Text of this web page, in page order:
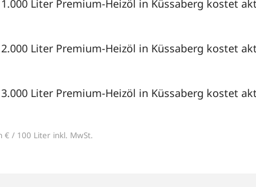
Liter Premium-Heizöl in Küssaberg kostet
Liter Premium-Heizöl in Küssaberg kostet
Liter Premium-Heizöl in Küssaberg kostet
€ / 100 Liter inkl. MwSt.